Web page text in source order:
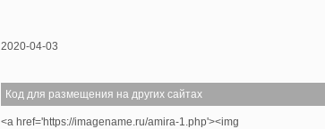
2020-04-03
Код для размещения на других сайтах
<a href='https://imagename.ru/amira-1.php'><img